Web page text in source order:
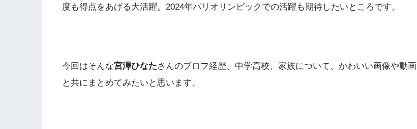
度も得点をあげる大活躍。2024年パリオリンピックでの活躍も期待したいところです。
今回はそんな宮澤ひなたさんのプロフ経歴、中学高校、家族について、かわいい画像や動画
と共にまとめてみたいと思います。